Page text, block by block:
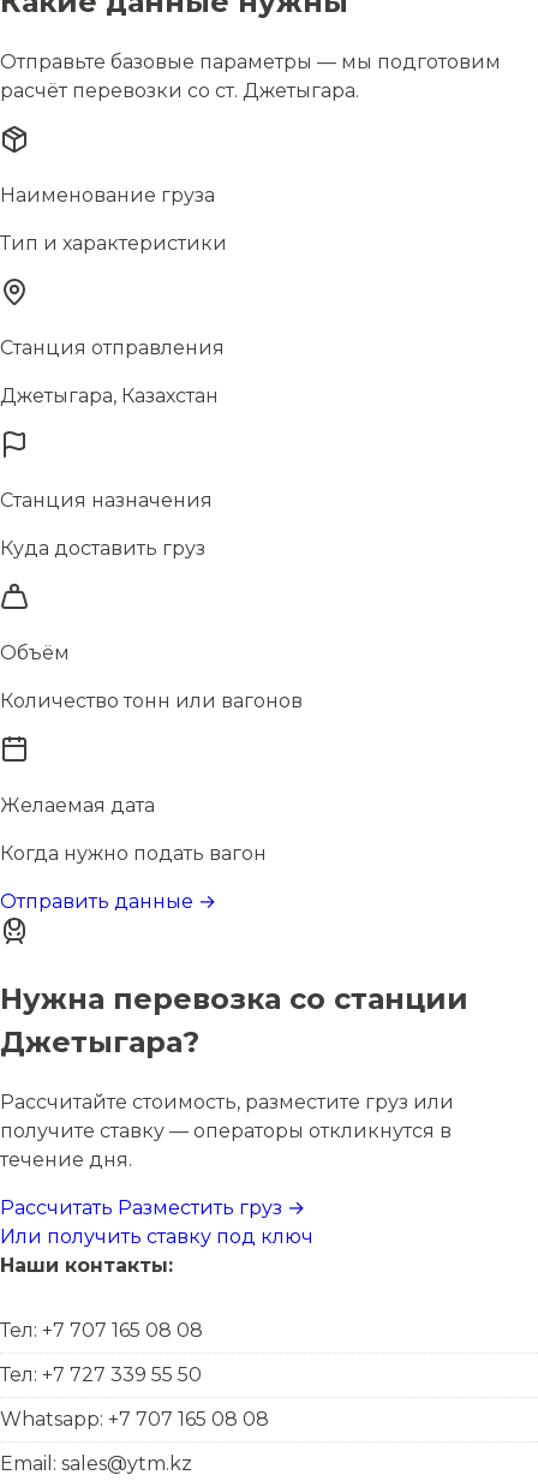
Отправьте базовые параметры — мы подготовим
расчёт перевозки со ст. Джетыгара.
Наименование груза
Тип и характеристики
Станция отправления
Джетыгара, Казахстан
Станция назначения
Куда доставить груз
Объём
Количество тонн или вагонов
Желаемая дата
Когда нужно подать вагон
Отправить данные →
Нужна перевозка со станции
Джетыгара?
Рассчитайте стоимость, разместите груз или
получите ставку — операторы откликнутся в
течение дня.
Рассчитать Разместить груз →
Или получить ставку под ключ
Наши контакты:
Тел: +7 707 165 08 08
Тел: +7 727 339 55 50
Whatsapp: +7 707 165 08 08
Email: sales@ytm.kz